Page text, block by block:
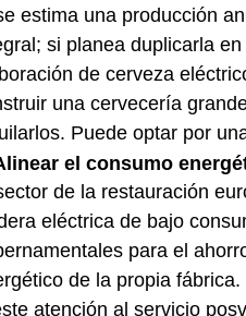
estima una producción
si planea duplicarla
de cerveza
una cervecería
Puede optar por
el consumo
de la restauración
eléctrica de bajo
para el
de la propia fábrica.
atención al servicio